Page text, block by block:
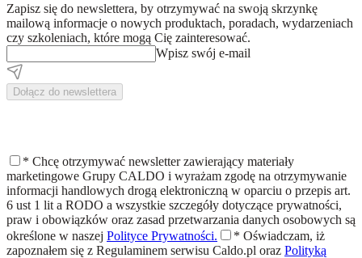
Zapisz się do newslettera, by otrzymywać na swoją skrzynkę
mailową informacje o nowych produktach, poradach, wydarzeniach
czy szkoleniach, które mogą Cię zainteresować.
Wpisz swój e-mail
Dołącz do newslettera
* Chcę otrzymywać newsletter zawierający materiały
marketingowe Grupy CALDO i wyrażam zgodę na otrzymywanie
informacji handlowych drogą elektroniczną w oparciu o przepis art.
6 ust 1 lit a RODO a wszystkie szczegóły dotyczące prywatności,
praw i obowiązków oraz zasad przetwarzania danych osobowych są
określone w naszej Polityce Prywatności. * Oświadczam, iż
zapoznałem się z Regulaminem serwisu Caldo.pl oraz Polityką